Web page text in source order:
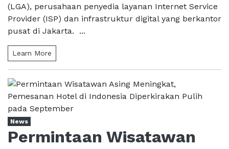
(LGA), perusahaan penyedia layanan Internet Service
Provider (ISP) dan infrastruktur digital yang berkantor
pusat di Jakarta. ...
Learn More
News
Permintaan Wisatawan